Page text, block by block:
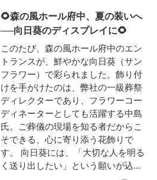
🌻森の風ホール府中、夏の装いへ
──向日葵のディスプレイに🌻
このたび、森の風ホール府中のエン
トランスが、鮮やかな向日葵（サン
フラワー）で彩られました。飾り付
けを手がけたのは、弊社の一級葬祭
ディレクターであり、フラワーコー
ディネーターとしても活躍する中島
氏。ご葬儀の現場を知る者だからこ
そできる、心に寄り添う花飾りで
す。 向日葵には、「大切な人を明る
く送り出したい」という願いが込...